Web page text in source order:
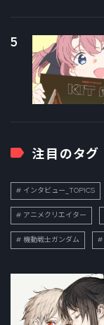
5
注目のタグ
インタビュー_TOPICS
アニメクリエイター
機動戦士ガンダム